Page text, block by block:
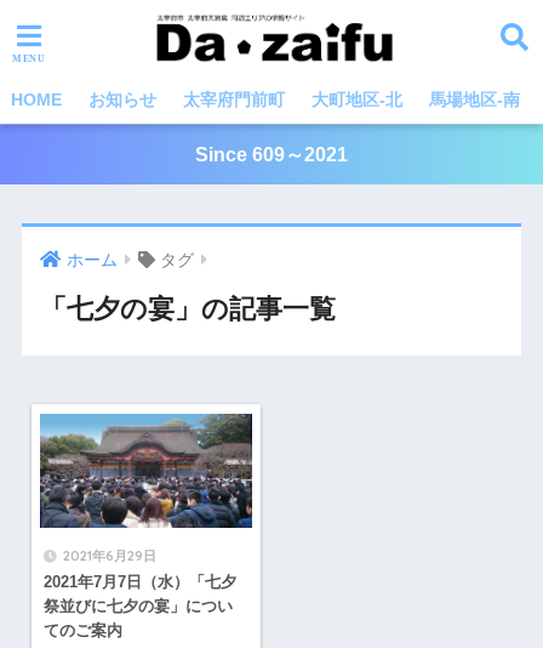
HOME お知らせ 太宰府門前町 大町地区-北 馬場地区-南
Since 609～2021
ホーム タグ
「七夕の宴」の記事一覧
2021年6月29日
2021年7月7日（水）「七夕
祭並びに七夕の宴」につい
てのご案内